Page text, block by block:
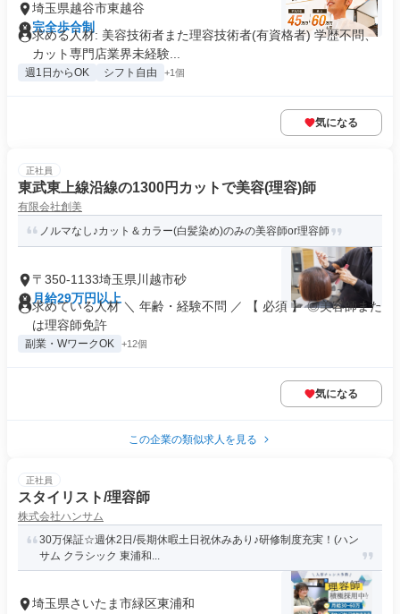
埼玉県越谷市東越谷
完全歩合制
求める人材: 美容技術者また理容技術者(有資格者) 学歴不問、
カット専門店業界未経験...
週1日からOK シフト自由 +1個
気になる
正社員
東武東上線沿線の1300円カットで美容(理容)師
有限会社創美
ノルマなし♪カット＆カラー(白髪染め)のみの美容師or理容師
〒350-1133埼玉県川越市砂
月給29万円以上
求めている人材 ＼ 年齢・経験不問 ／ 【 必須 】 ◎美容師また
は理容師免許
副業・WワークOK +12個
気になる
この企業の類似求人を見る
正社員
スタイリスト/理容師
株式会社ハンサム
30万保証☆週休2日/長期休暇土日祝休みあり♪研修制度充実！(ハン
サム クラシック 東浦和...
埼玉県さいたま市緑区東浦和